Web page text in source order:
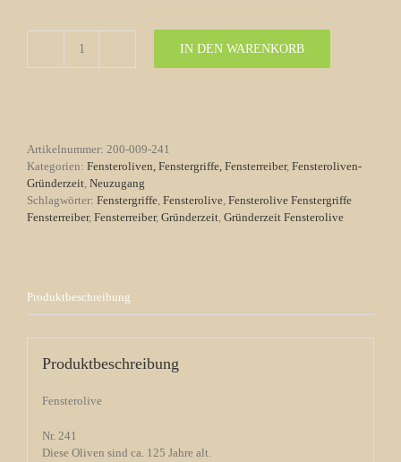
Fensterolive
IN DEN WARENKORB
Artikelnummer: 200-009-241
Kategorien: Fensteroliven, Fenstergriffe, Fensterreiber, Fensteroliven-
Gründerzeit Neuzugang
Schlagwörter: Fenstergriffe Fensterolive Fensterolive Fenstergriffe
Fensterreiber, Fensterreiber, Gründerzeit Gründerzeit Fensterolive
Produktbeschreibung
Produktbeschreibung
Fensterolive
Nr. 241
Diese Oliven sind ca. 125 Jahre alt.